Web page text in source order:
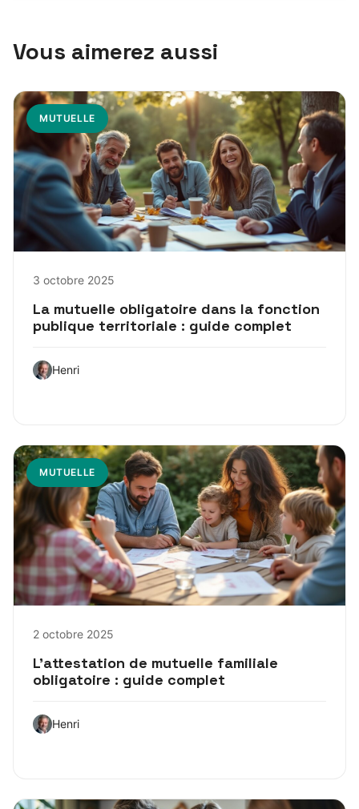
Vous aimerez aussi
MUTUELLE
3 octobre 2025
La mutuelle obligatoire dans la fonction
publique territoriale : guide complet
Henri
MUTUELLE
2 octobre 2025
L’attestation de mutuelle familiale
obligatoire : guide complet
Henri